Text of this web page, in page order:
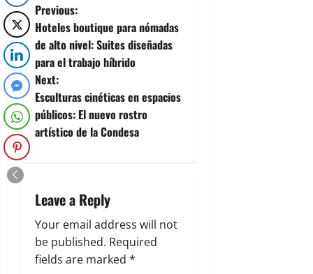
Previous:
Hoteles boutique para nómadas
de alto nivel: Suites diseñadas
para el trabajo híbrido
Next:
Esculturas cinéticas en espacios
públicos: El nuevo rostro
artístico de la Condesa
Leave a Reply
Your email address will not
be published. Required
fields are marked *